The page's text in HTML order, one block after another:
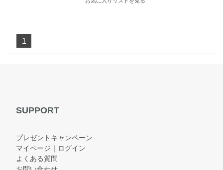
1
SUPPORT
プレゼントキャンペーン
マイページ｜ログイン
よくある質問